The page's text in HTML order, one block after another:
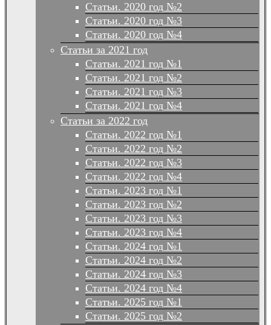
Статьи. 2020 год №2
Статьи. 2020 год №3
Статьи. 2020 год №4
Статьи за 2021 год
Статьи. 2021 год №1
Статьи. 2021 год №2
Статьи. 2021 год №3
Статьи. 2021 год №4
Статьи за 2022 год
Статьи. 2022 год №1
Статьи. 2022 год №2
Статьи. 2022 год №3
Статьи. 2022 год №4
Статьи. 2023 год №1
Статьи. 2023 год №2
Статьи. 2023 год №3
Статьи. 2023 год №4
Статьи. 2024 год №1
Статьи. 2024 год №2
Статьи. 2024 год №3
Статьи. 2024 год №4
Статьи. 2025 год №1
Статьи. 2025 год №2